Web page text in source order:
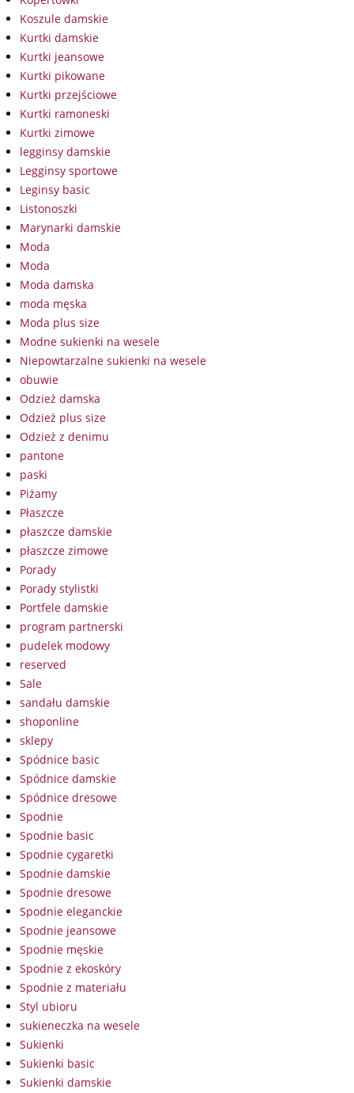
Koszule damskie
Kurtki damskie
Kurtki jeansowe
Kurtki pikowane
Kurtki przejściowe
Kurtki ramoneski
Kurtki zimowe
legginsy damskie
Legginsy sportowe
Leginsy basic
Listonoszki
Marynarki damskie
Moda
Moda
Moda damska
moda męska
Moda plus size
Modne sukienki na wesele
Niepowtarzalne sukienki na wesele
obuwie
Odzież damska
Odzież plus size
Odzież z denimu
pantone
paski
Piżamy
Płaszcze
płaszcze damskie
płaszcze zimowe
Porady
Porady stylistki
Portfele damskie
program partnerski
pudelek modowy
reserved
Sale
sandału damskie
shoponline
sklepy
Spódnice basic
Spódnice damskie
Spódnice dresowe
Spodnie
Spodnie basic
Spodnie cygaretki
Spodnie damskie
Spodnie dresowe
Spodnie eleganckie
Spodnie jeansowe
Spodnie męskie
Spodnie z ekoskóry
Spodnie z materiału
Styl ubioru
sukieneczka na wesele
Sukienki
Sukienki basic
Sukienki damskie